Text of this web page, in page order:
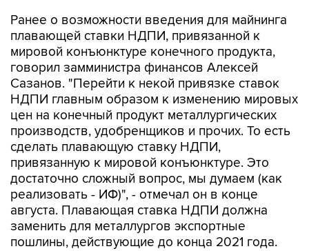
Ранее о возможности введения для майнинга
плавающей ставки НДПИ, привязанной к
мировой конъюнктуре конечного продукта,
говорил замминистра финансов Алексей
Сазанов. "Перейти к некой привязке ставок
НДПИ главным образом к изменению мировых
цен на конечный продукт металлургических
производств, удобренщиков и прочих. То есть
сделать плавающую ставку НДПИ,
привязанную к мировой конъюнктуре. Это
достаточно сложный вопрос, мы думаем (как
реализовать - ИФ)", - отмечал он в конце
августа. Плавающая ставка НДПИ должна
заменить для металлургов экспортные
пошлины, действующие до конца 2021 года.